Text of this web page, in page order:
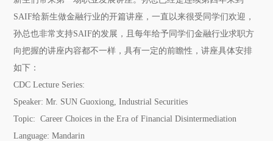
SAIF给新生做金融行业的开篇讲座，一直以来很受同学们欢迎，
孙总也非常支持SAIF的发展，且每年给予同学们金融行业求职方
向把握的讲座内容都不一样，具有一定的前瞻性，讲座具体安排
如下：
CDC Lecture Series:
Speaker: Mr. SUN Guoxiong, Industrial Securities
Topic: Career Choices in the Era of Financial Disintermediation
Language: Mandarin